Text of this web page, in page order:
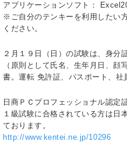
アプリケーションソフト：
※ご自分のテンキーを利用したい
ください。
２月１９日（日）の試験は、身分
（原則として氏名、生年月日、顔
書。運転 免許証、パスポート、社
日商ＰＣプロフェッショナル認定
１級試験に合格されている方は日
ております。
http://www.kentei.ne.jp/10296